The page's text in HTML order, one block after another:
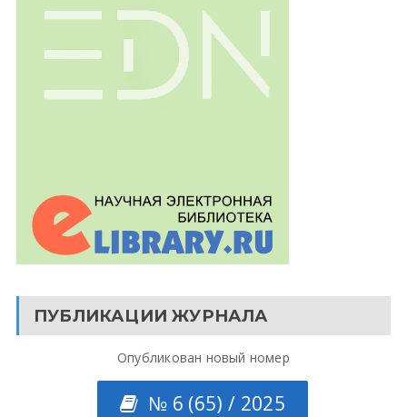
ПУБЛИКАЦИИ ЖУРНАЛА
Опубликован новый номер
№ 6 (65) / 2025